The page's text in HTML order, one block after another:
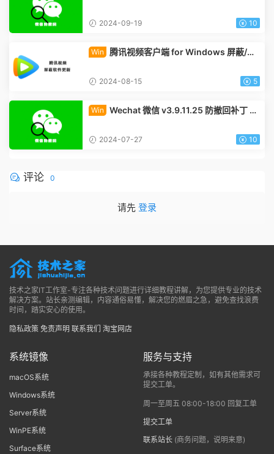
2024-09-19 10
Win
腾讯视频客户端 for Windows 屏蔽/删
2024-08-15 5
Win
Wechat 微信 v3.9.11.25 防撤回补丁 W
2024-07-27 10
评论 0
请先 登录
技术之家IT工作室-专注各种技术问题进行详细教程讲解，为您提供专业的技术
解决方案。站长亲测编辑，内容通俗易懂，解决您的燃眉之急，避免查找浪费
时间，踏实安心的使用。
隐私政策 免责声明 联系我们 淘宝网店
系统镜像
macOS系统
Windows系统
Server系统
WinPE系统
Surface系统
服务与支持
承接各种教程定制，如有其他需求可
提交工单。
周一至周五 08:00-18:00 回复工单
提交工单
联系站长 (商务问题，说明来意)